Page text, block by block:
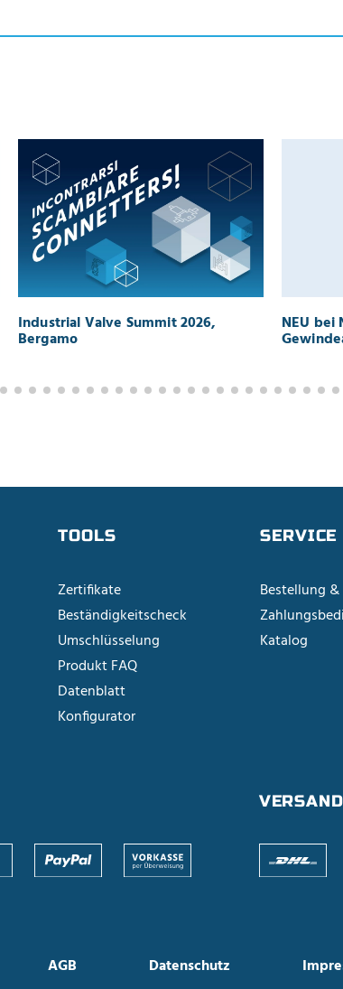
Industrial Valve Summit 2026,
Bergamo
NEU
TOOLS
Zertifikate
Beständigkeitscheck
Umschlüsselung
Produkt FAQ
Datenblatt
Konfigurator
SERVICE
Bestellung
Katalog
VERSAND
AGB Datenschutz